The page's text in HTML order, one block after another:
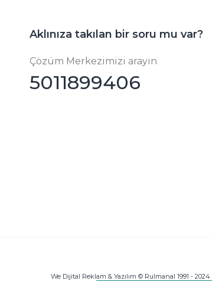
Aklınıza takılan bir soru mu var?
Çözüm Merkezimizi arayın
5011899406
We Dijital Reklam & Yazılım © Rulmanal 1991 - 2024